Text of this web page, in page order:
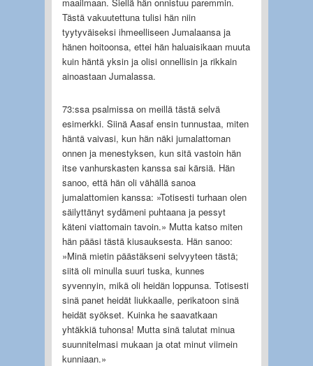
Tästä vakuutettuna tulisi hän niin
tyytyväiseksi ihmeelliseen Jumalaansa ja
hänen hoitoonsa, ettei hän haluaisikaan muuta
kuin häntä yksin ja olisi onnellisin ja rikkain
ainoastaan Jumalassa.
73:ssa psalmissa on meillä tästä selvä
esimerkki. Siinä Aasaf ensin tunnustaa, miten
häntä vaivasi, kun hän näki jumalattoman
onnen ja menestyksen, kun sitä vastoin hän
itse vanhurskasten kanssa sai kärsiä. Hän
sanoo, että hän oli vähällä sanoa
jumalattomien kanssa: »Totisesti turhaan olen
säilyttänyt sydämeni puhtaana ja pessyt
käteni viattomain tavoin.» Mutta katso miten
hän pääsi tästä kiusauksesta. Hän sanoo:
»Minä mietin päästäkseni selvyyteen tästä;
siitä oli minulla suuri tuska, kunnes
syvennyin, mikä oli heidän loppunsa. Totisesti
sinä panet heidät liukkaalle, perikatoon sinä
heidät syökset. Kuinka he saavatkaan
yhtäkkiä tuhonsa! Mutta sinä talutat minua
suunnitelmasi mukaan ja otat minut viimein
kunniaan.»